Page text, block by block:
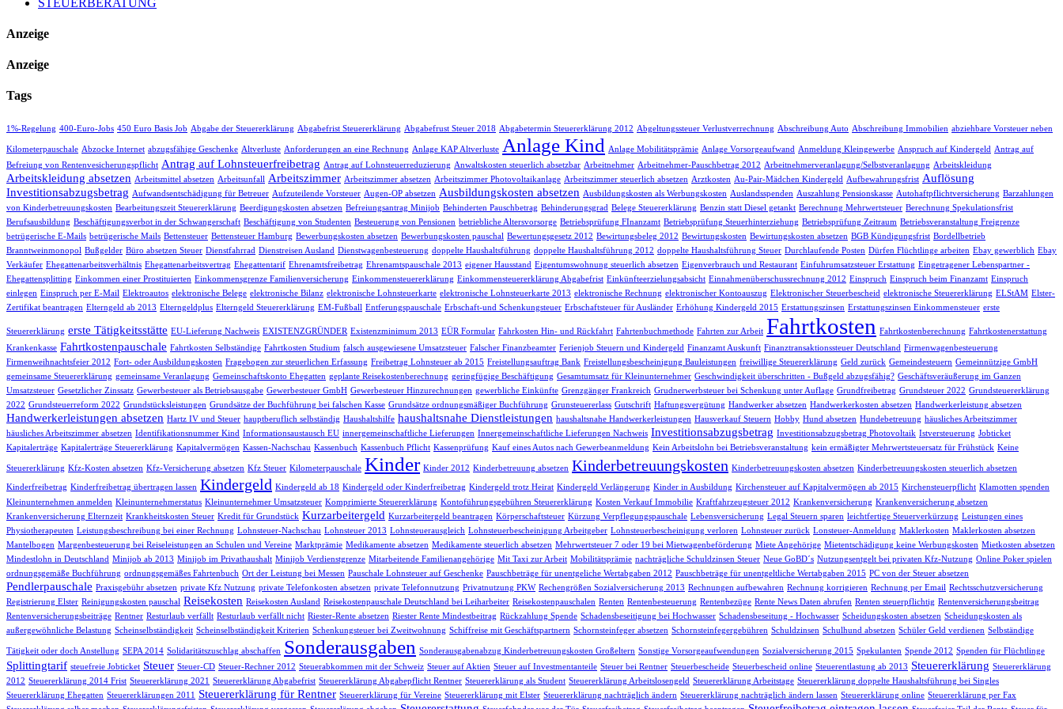
Anzeige
Anzeige
Tags
1%-Regelung 400-Euro-Jobs 450 Euro Basis Job Abgabe der Steuererklärung Abgabefrist Steuererklärung Abgabefrust Steuer 2018 Abgabetermin Steuererklärung 2012 Abgeltungssteuer Verlustverrechnung Abschreibung Auto Abschreibung Immobilien abziehbare Vorsteuer neben
Kilometerpauschale Abzocke Internet abzugsfähige Geschenke Altverluste Anforderungen an eine Rechnung Anlage KAP Altverluste Anlage Kind Anlage Mobilitätsprämie Anlage Vorsorgeaufwand Anmeldung Kleingewerbe Anspruch auf Kindergeld
Antrag auf
Befreiung von Rentenvesicherungspflicht Antrag auf Lohnsteuerfreibetrag Antrag auf Lohnsteuerreduzierung Anwaltskosten steuerlich absetzbar Arbeitnehmer Arbeitnehmer-Pauschbetrag 2012 Arbeitnehmerveranlagung/Selbstveranlagung Arbeitskleidung
Arbeitskleidung absetzen Arbeitsmittel absetzen Arbeitsunfall Arbeitszimmer Arbeitszimmer absetzen Arbeitszimmer Photovoltaikanlage Arbeitszimmer steuerlich absetzen Arztkosten Au-Pair-Mädchen Kindergeld Aufbewahrungsfrist Auflösung
Investitionsabzugsbetrag Aufwandsentschädigung für Betreuer Aufzuteilende Vorsteuer Augen-OP absetzen Ausbildungskosten absetzen Ausbildungskosten als Werbungskosten Auslandsspenden Auszahlung Pensionskasse Autohaftpflichtversicherung Barzahlungen
von Kinderbetreuungskosten Bearbeitungszeit Steuererklärung Beerdigungskosten absetzen Befreiungsantrag Minijob Behinderten Pauschbetrag Behinderungsgrad Belege Steuererklärung Benzin statt Diesel getankt Berechnung Mehrwertsteuer Berechnung Spekulationsfrist
Berufsausbildung Beschäftigungsverbot in der Schwangerschaft Beschäftigung von Studenten Besteuerung von Pensionen betriebliche Altersvorsorge Betriebsprüfung FInanzamt Betriebsprüfung Steuerhinterziehung Betriebsprüfung Zeitraum Betriebsveranstaltung Freigrenze
betrügerische E-Mails betrügerische Mails Bettensteuer Bettensteuer Hamburg Bewerbungskosten absetzen Bewerbungskosten pauschal Bewertungsgesetz 2012 Bewirtungsbeleg 2012 Bewirtungskosten Bewirtungskosten absetzen BGB Kündigungsfrist Bordellbetrieb
Branntweinmonopol Bußgelder Büro absetzen Steuer Dienstfahrrad Dienstreisen Ausland Dienstwagenbesteuerung doppelte Haushaltsführung doppelte Haushaltsführung 2012 doppelte Haushaltsführung Steuer Durchlaufende Posten Dürfen Flüchtlinge arbeiten Ebay gewerblich Ebay
Verkäufer Ehegattenarbeitsverhältnis Ehegattenarbeitsvertrag Ehegattentarif Ehrenamtsfreibetrag Ehrenamtspauschale 2013 eigener Hausstand Eigentumswohnung steuerlich absetzen Eigenverbrauch und Restaurant Einfuhrumsatzsteuer Erstattung Eingetragener Lebenspartner -
Ehegattensplitting Einkommen einer Prostituierten Einkommensgrenze Familienversicherung Einkommensteuererklärung Einkommensteuererklärung Abgabefrist Einkünfteerzielungsabsicht Einnahmenüberschussrechnung 2012 Einspruch Einspruch beim Finanzamt Einspruch
einlegen Einspruch per E-Mail Elektroautos elektronische Belege elektronische Bilanz elektronische Lohnsteuerkarte elektronische Lohnsteuerkarte 2013 elektronische Rechnung elektronischer Kontoauszug Elektronischer Steuerbescheid elektronische Steuererklärung ELStAM Elster-
Zertifikat beantragen Elterngeld ab 2013 Elterngeldplus Elterngeld Steuererklärung EM-Fußball Entferungspauschale Erbschaft-und Schenkungsteuer Erbschaftsteuer für Ausländer Erhöhung Kindergeld 2015 Erstattungszinsen Erstattungszinsen Einkommensteuer erste
Steuererklärung erste Tätigkeitsstätte EU-Lieferung Nachweis EXISTENZGRÜNDER Existenzminimum 2013 EÜR Formular Fahrkosten Hin- und Rückfahrt Fahrtenbuchmethode Fahrten zur Arbeit Fahrtkosten Fahrtkostenberechnung Fahrtkostenerstattung
Krankenkasse Fahrtkostenpauschale Fahrtkosten Selbständige Fahrtkosten Studium falsch ausgewiesene Umsatzsteuer Falscher Finanzbeamter Ferienjob Steuern und Kindergeld Finanzamt Auskunft Finanztransaktionssteuer Deutschland Firmenwagenbesteuerung
Firmenweihnachtsfeier 2012 Fort- oder Ausbildungskosten Fragebogen zur steuerlichen Erfassung Freibetrag Lohnsteuer ab 2015 Freistellungsauftrag Bank Freistellungsbescheinigung Bauleistungen freiwillige Steuererklärung Geld zurück Gemeindesteuern Gemeinnützige GmbH
gemeinsame Steuererklärung gemeinsame Veranlagung Gemeinschaftskonto Ehegatten geplante Reisekostenberechnung geringfügige Beschäftigung Gesamtumsatz für Kleinunternehmer Geschwindigkeit überschritten - Bußgeld abzugsfähig? Geschäftsveräußerung im Ganzen
Umsatzsteuer Gesetzlicher Zinssatz Gewerbesteuer als Betriebsausgabe Gewerbesteuer GmbH Gewerbesteuer Hinzurechnungen gewerbliche Einkünfte Grenzgänger Frankreich Grudnerwerbsteuer bei Schenkung unter Auflage Grundfreibetrag Grundsteuer 2022 Grundsteuererklärung
2022 Grundsteuerreform 2022 Grundstücksleistungen Grundsätze der Buchführung bei falschen Kasse Grundsätze ordnungsmäßiger Buchführung Grunsteuererlass Gutschrift Haftungsvergütung Handwerker absetzen Handwerkerkosten absetzen Handwerkerleistung absetzen
Handwerkerleistungen absetzen Hartz IV und Steuer hauptberuflich selbständig Haushaltshilfe haushaltsnahe Dienstleistungen haushaltsnahe Handwerkerleistungen Hausverkauf Steuern Hobby Hund absetzen Hundebetreuung häusliches Arbeitszimmer
häusliches Arbeitszimmer absetzen Identifikationsnummer Kind Informationsaustausch EU innergemeinschaftliche Lieferungen Innergemeinschaftliche Lieferungen Nachweis Investitionsabzugsbetrag Investitionsabzugsbetrag Photovoltaik Istversteuerung Jobticket
Kapitalerträge Kapitalerträge Steuererklärung Kapitalvermögen Kassen-Nachschau Kassenbuch Kassenbuch Pflicht Kassenprüfung Kauf eines Autos nach Gewerbeanmeldung Kein Arbeitslohn bei Betriebsveranstaltung kein ermäßigter Mehrwertsteuersatz für Frühstück Keine
Steuererklärung Kfz-Kosten absetzen Kfz-Versicherung absetzen Kfz Steuer Kilometerpauschale Kinder Kinder 2012 Kinderbetreuung absetzen Kinderbetreuungskosten Kinderbetreuungskosten absetzen Kinderbetreuungskosten steuerlich absetzen
Kinderfreibetrag Kinderfreibetrag übertragen lassen Kindergeld Kindergeld ab 18 Kindergeld oder Kinderfreibetrag Kindergeld trotz Heirat Kindergeld Verlängerung Kinder in Ausbildung Kirchensteuer auf Kapitalvermögen ab 2015 Kirchensteuerpflicht Klamotten spenden
Kleinunternehmen anmelden Kleinunternehmerstatus Kleinunternehmer Umsatzsteuer Komprimierte Steuererklärung Kontoführungsgebühren Steuererklärung Kosten Verkauf Immobilie Kraftfahrzeugsteuer 2012 Krankenversicherung Krankenversicherung absetzen
Krankenversicherung Elternzeit Krankheitskosten Steuer Kredit für Grundstück Kurzarbeitergeld Kurzarbeitergeld beantragen Körperschaftsteuer Kürzung Verpflegungspauschale Lebensversicherung Legal Steuern sparen leichtfertige Steuerverkürzung Leistungen eines
Physiotherapeuten Leistungsbeschreibung bei einer Rechnung Lohnsteuer-Nachschau Lohnsteuer 2013 Lohnsteuerausgleich Lohnsteuerbescheinigung Arbeitgeber Lohnsteuerbescheinigung verloren Lohnsteuer zurück Lonsteuer-Anmeldung Maklerkosten Maklerkosten absetzen
Mantelbogen Margenbesteuerung bei Reiseleistungen an Schulen und Vereine Marktprämie Medikamente absetzen Medikamente steuerlich absetzen Mehrwertsteuer 7 oder 19 bei Mietwagenbeförderung Miete Angehörige Mietentschädigung keine Werbungskosten Mietkosten absetzen
Mindestlohn in Deutschland Minijob ab 2013 Minijob im Privathaushalt Minijob Verdienstgrenze Mitarbeitende Familienangehörige Mit Taxi zur Arbeit Mobilitätsprämie nachträgliche Schuldzinsen Steuer Neue GoBD´s Nutzungsentgelt bei privaten Kfz-Nutzung Online Poker spielen
ordnungsgemäße Buchführung ordnungsgemäßes Fahrtenbuch Ort der Leistung bei Messen Pauschale Lohnsteuer auf Geschenke Pauschbeträge für unentgeliche Wertabgaben 2012 Pauschbeträge für unentgeltliche Wertabgaben 2015 PC von der Steuer absetzen
Pendlerpauschale Praxisgebühr absetzen private Kfz Nutzung private Telefonkosten absetzen private Telefonnutzung Privatnutzung PKW Rechengrößen Sozialversicherung 2013 Rechnungen aufbewahren Rechnung korrigieren Rechnung per Email Rechtsschutzversicherung
Registrierung Elster Reinigungskosten pauschal Reisekosten Reisekosten Ausland Reisekostenpauschale Deutschland bei Leiharbeiter Reisekostenpauschalen Renten Rentenbesteuerung Rentenbezüge Rente News Daten abrufen Renten steuerpflichtig Rentenversicherungsbeitrag
Rentenversicherungsbeiträge Rentner Resturlaub verfällt Resturlaub verfällt nicht Riester-Rente absetzen Riester Rente Mindestbeitrag Rückzahlung Spende Schadensbeseitigung bei Hochwasser Schadensbeseitung - Hochwasser Scheidungskosten absetzen Scheidungskosten als
außergewöhnliche Belastung Scheinselbständigkeit Scheinselbständigkeit Kriterien Schenkungsteuer bei Zweitwohnung Schiffreise mit Geschäftspartnern Schornsteinfeger absetzen Schornsteinfegergebühren Schuldzinsen Schulhund absetzen Schüler Geld verdienen Selbständige
Tätigkeit oder doch Anstellung SEPA 2014 Solidaritätszuschlag abschaffen Sonderausgaben Sonderausgabenabzug Kinderbetreuungskosten Großeltern Sonstige Vorsorgeaufwendungen Sozialversicherung 2015 Spekulanten Spende 2012 Spenden für Flüchtlinge
Splittingtarif steuefreie Jobticket Steuer Steuer-CD Steuer-Rechner 2012 Steuerabkommen mit der Schweiz Steuer auf Aktien Steuer auf Investmentanteile Steuer bei Rentner Steuerbescheide Steuerbescheid online Steuerentlastung ab 2013 Steuererklärung Steuererklärung
2012 Steuererklärung 2014 Frist Steuererklärung 2021 Steuererklärung Abgabefrist Steuererklärung Abgabepflicht Rentner Steuererklärung als Student Steuererklärung Arbeitslosengeld Steuererklärung Arbeitstage Steuererklärung doppelte Haushaltsführung bei Singles
Steuererklärung Ehegatten Steuererklärungen 2011 Steuererklärung für Rentner Steuererklärung für Vereine Steuererklärung mit Elster Steuererklärung nachträglich ändern Steuererklärung nachträglich ändern lassen Steuererklärung online Steuererklärung per Fax